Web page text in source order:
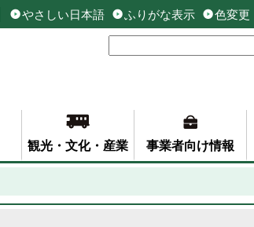
やさしい日本語 ふりがな表示 色変更
観光・文化・産業 事業者向け情報